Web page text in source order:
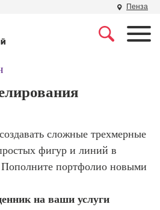
Пенза
продвижение
сайтов)
Профессия
сложные трехмерные
фигур и линий в
Пополните портфолио новыми
на ваши услуги